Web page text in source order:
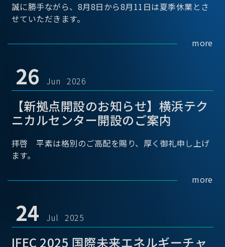
誠に勝手ながら、8月8日から8月11日は夏季休業とさ
せていただきます。
more
26 Jun 2026
【新拠点開設のお知らせ】横浜テク
ニカルセンター開設のご案内
拝啓 平素は格別のご高配を賜り、厚く御礼申し上げ
ます。
more
24 Jul 2025
IFEC 2025 国際未来エネルギーチャ